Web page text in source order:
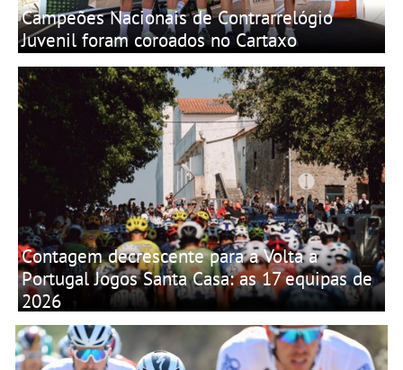
Campeões Nacionais de Contrarrelógio
Juvenil foram coroados no Cartaxo
Contagem decrescente para a Volta a
Portugal Jogos Santa Casa: as 17 equipas de
2026